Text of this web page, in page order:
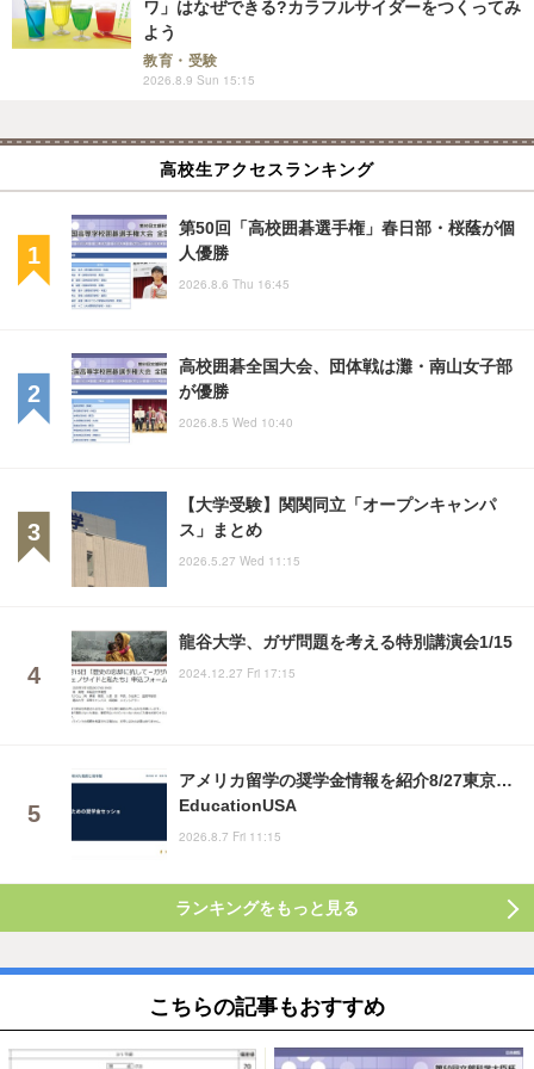
ワ」はなぜできる?カラフルサイダーをつくってみ
よう
教育・受験
2026.8.9 Sun 15:15
高校生アクセスランキング
第50回「高校囲碁選手権」春日部・桜蔭が個
人優勝
2026.8.6 Thu 16:45
高校囲碁全国大会、団体戦は灘・南山女子部
が優勝
2026.8.5 Wed 10:40
【大学受験】関関同立「オープンキャンパ
ス」まとめ
2026.5.27 Wed 11:15
龍谷大学、ガザ問題を考える特別講演会1/15
2024.12.27 Fri 17:15
アメリカ留学の奨学金情報を紹介8/27東京…
EducationUSA
2026.8.7 Fri 11:15
ランキングをもっと見る
こちらの記事もおすすめ